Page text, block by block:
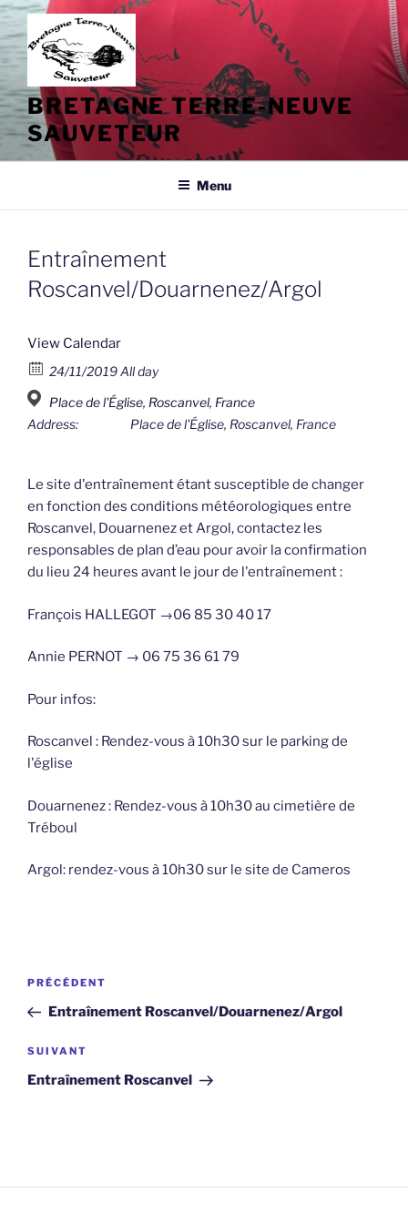
Aller
au
contenu
principal
BRETAGNE TERRE-NEUVE
SAUVETEUR
Menu
Entraînement
Roscanvel/Douarnenez/Argol
View Calendar
24/11/2019 All day
Place de l'Église, Roscanvel, France
Address:
Place de l'Église, Roscanvel, France
Le site d'entraînement étant susceptible de changer
en fonction des conditions météorologiques entre
Roscanvel, Douarnenez et Argol, contactez les
responsables de plan d’eau pour avoir la confirmation
du lieu 24 heures avant le jour de l'entraînement :
François HALLEGOT →06 85 30 40 17
Annie PERNOT → 06 75 36 61 79
Pour infos:
Roscanvel : Rendez-vous à 10h30 sur le parking de
l'église
Douarnenez : Rendez-vous à 10h30 au cimetière de
Tréboul
Argol: rendez-vous à 10h30 sur le site de Cameros
Navigation
l’article
Article
précédent
PRÉCÉDENT
Entraînement Roscanvel/Douarnenez/Argol
Article
suivant
SUIVANT
Entraînement Roscanvel